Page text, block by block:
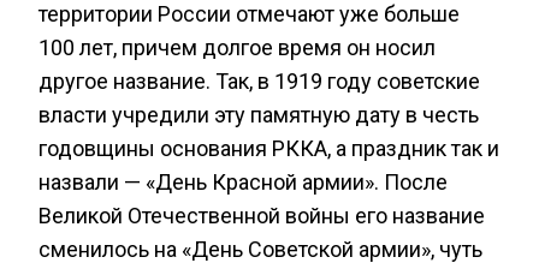
территории России отмечают уже больше
100 лет, причем долгое время он носил
другое название. Так, в 1919 году советские
власти учредили эту памятную дату в честь
годовщины основания РККА, а праздник так и
назвали — «День Красной армии». После
Великой Отечественной войны его название
сменилось на «День Советской армии», чуть